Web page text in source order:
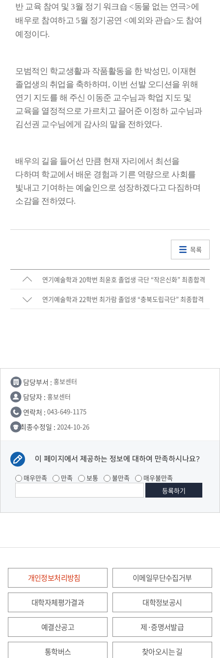
반 교육 참여 및3월 정기 워크숍 <동물 없는 연극>에
배우로 참여하고 5월 정기공연 <예외와 관습>도 참여
예정이다.
모범적인 학교생활과 작품활동을 한 박성민, 이재현
졸업생의 취업을 축하하며 , 이번 선발 오디션을 위해
연기 지도를 해 주신 이동준 교수님과 학업 지도 및
교육을 열정적으로 가르치고 끌어준 이정하 교수님과
김선권 교수님에게 감사의 말을 전하였다.
배우의 길을 들어선 만큼 현재 자리에서 최선을
다하며 학교에서 배운 경험과 기른 역량으로 사회를
빛내고 기여하는 예술인으로 성장하겠다고 다짐하며
소감을 전하였다.
목록
연기예술학과 20학번 최윤호 졸업생 극단 “작은신화” 최종합격
연기예술학과 22학번 최가람 졸업생 “충북도립극단” 최종합격
담당부서 : 홍보센터
담당자 : 홍보센터
연락처 : 043-649-1175
최종수정일 : 2024-10-26
이 페이지에서 제공하는 정보에 대하여 만족하시나요?
매우만족 만족 보통 불만족 매우불만족
개인정보처리방침 이메일무단수집거부
대학자체평가결과 대학정보공시
예결산공고 제·증명서발급
통학버스 찾아오시는 길